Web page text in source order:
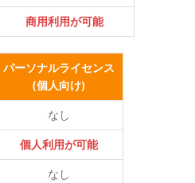
商用利用が可能
パーソナルライセンス
(個人向け)
なし
個人利用が可能
なし